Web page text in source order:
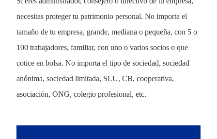
necesitas proteger tu patrimonio personal. No importa el
tamaño de tu empresa, grande, mediana o pequeña, con 5 o
100 trabajadores, familiar, con uno o varios socios o que
cotice en bolsa. No importa el tipo de sociedad, sociedad
anónima, sociedad limitada, SLU, CB, cooperativa,
asociación, ONG, colegio profesional, etc.